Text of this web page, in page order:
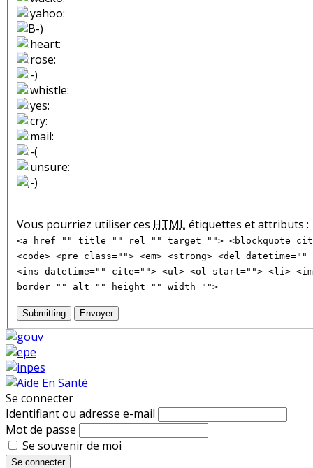
Vous pourriez utiliser ces HTMLétiquettes et attributs :
<a href="" title="" rel="" target=""> <blockquote
<code> <pre class=""> <em> <strong> <del
<ins datetime="" cite=""> <ul> <ol start=""> <li>
border="" alt="" height="" width="">
Submitting Envoyer
Se connecter
Identifiant ou adresse e-mail
Mot de passe
Se souvenir de moi
Se connecter